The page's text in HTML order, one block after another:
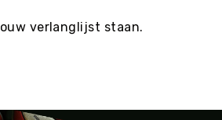
verlanglijst staan.